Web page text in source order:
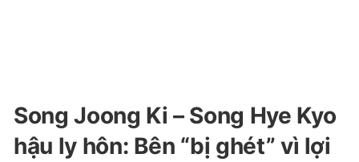
Song Joong Ki – Song Hye Kyo
hậu ly hôn: Bên “bị ghét” vì lợi